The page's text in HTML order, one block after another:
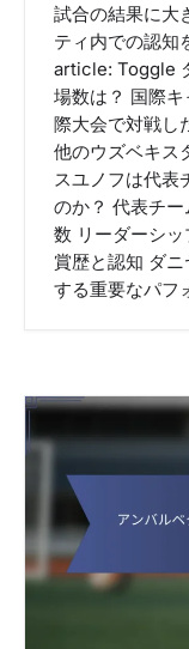
試合の結果に大
ティ内での認
article: Toggle
場数は？ 国際
際大会で対戦し
他のウズベキス
スユノフは代表
のか？ 代表チ
数 リーダーシ
賞歴と認知 ダ
する重要なパフ